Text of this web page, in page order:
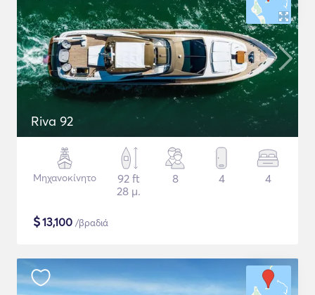
Riva 92
Μηχανοκίνητο
92 ft
28 μ.
8 4 4
$13,100 /βραδιά